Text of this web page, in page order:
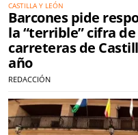
CASTILLA Y LEÓN
Barcones pide
la “terrible” cifra
carreteras de
año
REDACCIÓN